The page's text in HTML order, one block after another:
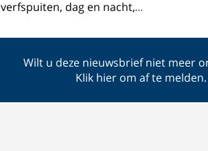
verfspuiten, dag en nacht,…
Wilt u deze nieuwsbrief niet meer
Klik hier om af te melden.